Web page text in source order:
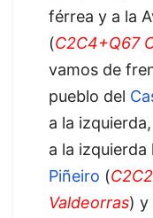
férrea y a la
(C2C4+Q67
vamos de
pueblo del
a la
a la
Piñeiro (
Valdeorras) y